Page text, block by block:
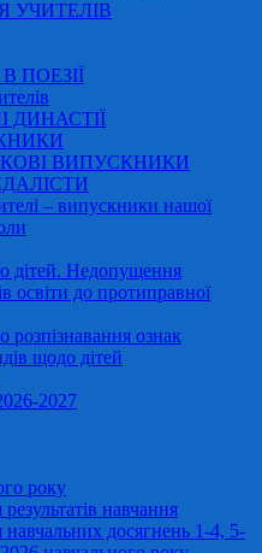
УЧИТЕЛІВ
ПОЕЗІЇ
ДИНАСТІЇ
ВИПУСКНИКИ
– випускники нашої
дітей. Недопущення
освіти до протиправної
розпізнавання ознак
щодо дітей
2027
року
навчання
навчальних досягнень 1-4, 5-